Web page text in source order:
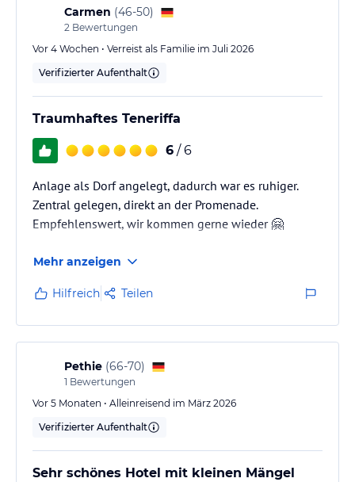
Carmen (46-50)
2 Bewertungen
Vor 4 Wochen • Verreist als Familie im Juli 2026
Verifizierter Aufenthalt
Traumhaftes Teneriffa
6 / 6
Anlage als Dorf angelegt, dadurch war es ruhiger.
Zentral gelegen, direkt an der Promenade.
Empfehlenswert, wir kommen gerne wieder 🤗
Mehr anzeigen
Hilfreich Teilen
Pethie (66-70)
1 Bewertungen
Vor 5 Monaten • Alleinreisend im März 2026
Verifizierter Aufenthalt
Sehr schönes Hotel mit kleinen Mängel